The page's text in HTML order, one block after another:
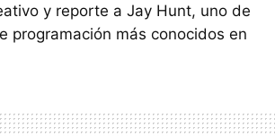
y reporte a Jay Hunt, uno de
programación más conocidos en